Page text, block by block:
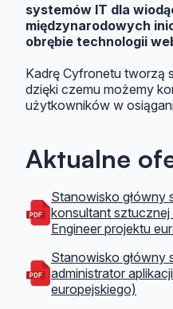
systemów IT dla
międzynarodowych
obrębie technologii
Kadrę Cyfronetu tworzą
dzięki czemu możemy
użytkowników w
Aktualne
Stanowisko główny
konsultant
Engineer projektu
Stanowisko główny
administrator
europejskiego)